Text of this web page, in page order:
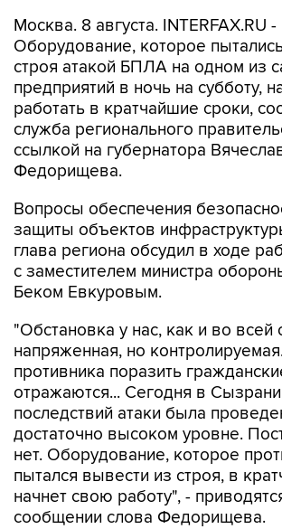
Москва. 8 августа. INTERFAX.RU -
Оборудование, которое
строя атакой БПЛА на одном из
предприятий в ночь на субботу,
работать в кратчайшие сроки,
служба регионального
ссылкой на губернатора
Федорищева.
Вопросы обеспечения
защиты объектов
глава региона обсудил в ходе
с заместителем министра
Беком Евкуровым.
"Обстановка у нас, как и во всей
напряженная, но
противника поразить
отражаются... Сегодня в
последствий атаки была
достаточно высоком уровне.
нет. Оборудование, которое
пытался вывести из строя, в
начнет свою работу", -
сообщении слова Федорищева.